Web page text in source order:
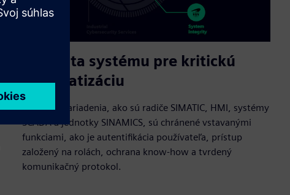
Integrita systému pre kritickú
automatizáciu
Základné zariadenia, ako sú radiče SIMATIC, HMI, systémy
SCADA a jednotky SINAMICS, sú chránené vstavanými
funkciami, ako je autentifikácia používateľa, prístup
založený na rolách, ochrana know-how a tvrdený
komunikačný protokol.